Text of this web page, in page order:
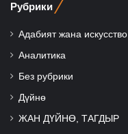
Рубрики
Адабият жана искусство
Аналитика
Без рубрики
Дүйнө
ЖАН ДҮЙНӨ, ТАГДЫР